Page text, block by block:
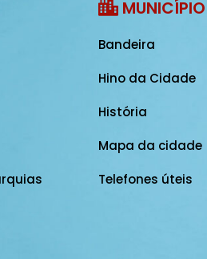
MUNICÍPIO
Bandeira
Hino da Cidade
História
Mapa da cidade
Telefones úteis